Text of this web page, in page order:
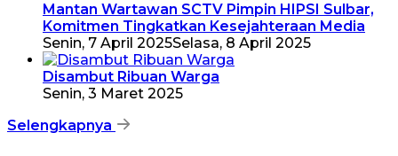
Mantan Wartawan SCTV Pimpin HIPSI Sulbar,
Komitmen Tingkatkan Kesejahteraan Media
Senin, 7 April 2025Selasa, 8 April 2025
Disambut Ribuan Warga
Senin, 3 Maret 2025
Selengkapnya